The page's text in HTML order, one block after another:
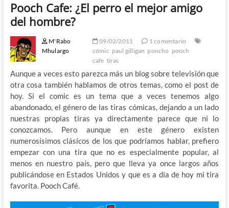
Pooch Cafe: ¿El perro el mejor amigo
del hombre?
M'Rabo
Mhulargo
09/02/2011
1 comentario
cómic paul gilligan poncho pooch
cafe tiras
Aunque a veces esto parezca más un blog sobre televisión que
otra cosa también hablamos de otros temas, como el post de
hoy. Si el comic es un tema que a veces tenemos algo
abandonado, el género de las tiras cómicas, dejando a un lado
nuestras propias tiras ya directamente parece que ni lo
conozcamos. Pero aunque en este género existen
numerosísimos clásicos de los que podríamos hablar, prefiero
empezar con una tira que no es especialmente popular, al
menos en nuestro país, pero que lleva ya once largos años
publicándose en Estados Unidos y que es a día de hoy mi tira
favorita. Pooch Café.